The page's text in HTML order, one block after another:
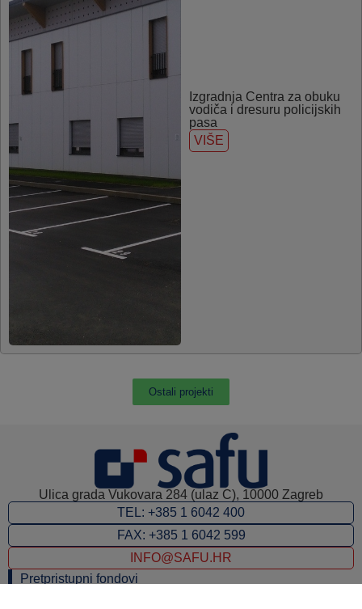
Izgradnja Centra za obuku
vodiča i dresuru policijskih
pasa
VIŠE
Ostali projekti
Ulica grada Vukovara 284 (ulaz C), 10000 Zagreb
TEL: +385 1 6042 400
FAX: +385 1 6042 599
INFO@SAFU.HR
Pretpristupni fondovi